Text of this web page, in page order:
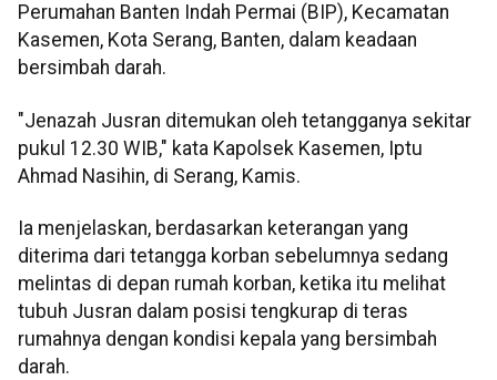
Perumahan Banten Indah Permai (BIP), Kecamatan
Kasemen, Kota Serang, Banten, dalam keadaan
bersimbah darah.
"Jenazah Jusran ditemukan oleh tetangganya sekitar
pukul 12.30 WIB," kata Kapolsek Kasemen, Iptu
Ahmad Nasihin, di Serang, Kamis.
Ia menjelaskan, berdasarkan keterangan yang
diterima dari tetangga korban sebelumnya sedang
melintas di depan rumah korban, ketika itu melihat
tubuh Jusran dalam posisi tengkurap di teras
rumahnya dengan kondisi kepala yang bersimbah
darah.